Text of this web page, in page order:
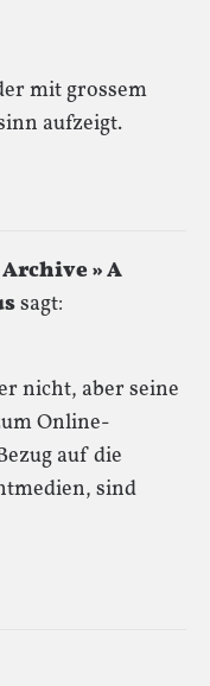
mit grossem
aufzeigt.
» A
sagt:
nicht, aber seine
Online-
auf die
sind